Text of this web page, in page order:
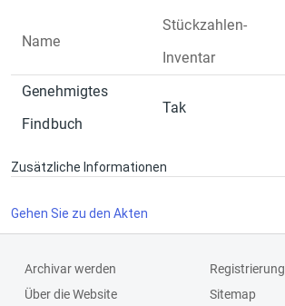
Name
Stückzahlen-
Inventar
Genehmigtes
Findbuch
Tak
Zusätzliche Informationen
Gehen Sie zu den Akten
Archivar werden
Über die Website
Registrierung
Sitemap